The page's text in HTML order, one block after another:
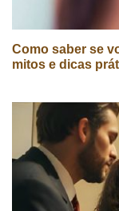
Como saber se
mitos e dicas